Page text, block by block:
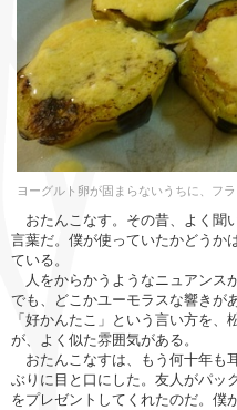
ヨーグルト卵が固まらないうちに、フ
おたんこなす。その昔、よく聞
言葉だ。僕が使っていたかどうか
ている。
人をからかうようなニュアンス
でも、どこかユーモラスな響きが
「好かんたこ」という言い方を
が、よく似た雰囲気がある。
おたんこなすは、もう何十年も
ぶりに目と口にした。友人がパッ
をプレゼントしてくれたのだ。僕